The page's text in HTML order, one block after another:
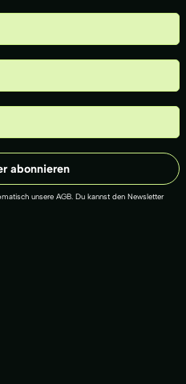
unsere AGB. Du kannst den Newsletter